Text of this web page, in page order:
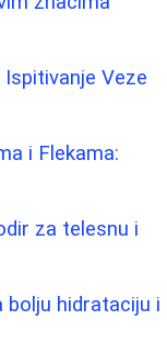
Veze
i Flekama:
za telesnu i
bolju hidrataciju i